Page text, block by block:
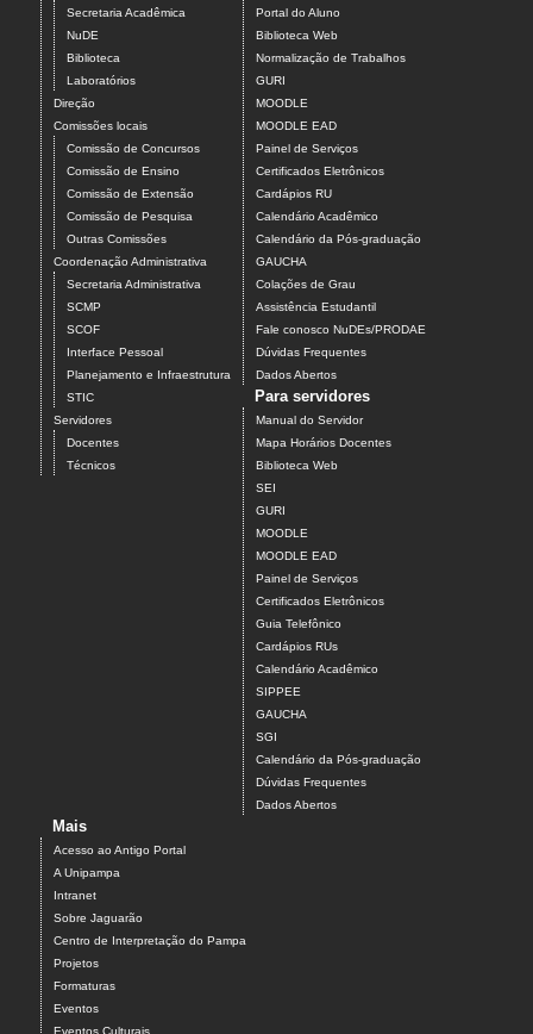
Secretaria Acadêmica
NuDE
Biblioteca
Laboratórios
Direção
Comissões locais
Comissão de Concursos
Comissão de Ensino
Comissão de Extensão
Comissão de Pesquisa
Outras Comissões
Coordenação Administrativa
Secretaria Administrativa
SCMP
SCOF
Interface Pessoal
Planejamento e Infraestrutura
STIC
Servidores
Docentes
Técnicos
Portal do Aluno
Biblioteca Web
Normalização de Trabalhos
GURI
MOODLE
MOODLE EAD
Painel de Serviços
Certificados Eletrônicos
Cardápios RU
Calendário Acadêmico
Calendário da Pós-graduação
GAUCHA
Colações de Grau
Assistência Estudantil
Fale conosco NuDEs/PRODAE
Dúvidas Frequentes
Dados Abertos
Para servidores
Manual do Servidor
Mapa Horários Docentes
Biblioteca Web
SEI
GURI
MOODLE
MOODLE EAD
Painel de Serviços
Certificados Eletrônicos
Guia Telefônico
Cardápios RUs
Calendário Acadêmico
SIPPEE
GAUCHA
SGI
Calendário da Pós-graduação
Dúvidas Frequentes
Dados Abertos
Mais
Acesso ao Antigo Portal
A Unipampa
Intranet
Sobre Jaguarão
Centro de Interpretação do Pampa
Projetos
Formaturas
Eventos